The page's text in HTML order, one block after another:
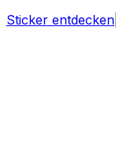
Sticker entdecken